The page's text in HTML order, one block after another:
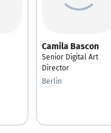
Camila Bascon
Senior Digital Art
Director
Berlin